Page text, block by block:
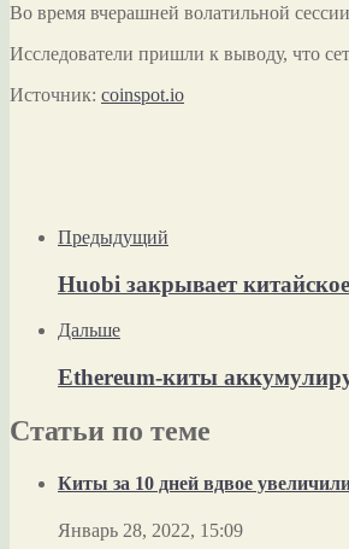
Во время вчерашней волатильной
Исследователи пришли к выводу, что
Источник: coinspot.io
Предыдущий
Huobi закрывает
Дальше
Ethereum-киты
Статьи по теме
Киты за 10 дней вдвое
Январь 28, 2022, 15:09